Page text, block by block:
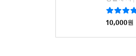
10,000원